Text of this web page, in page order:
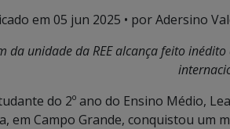
em 05 jun 2025 • por Adersino
da unidade da REE alcança feito
do 2º ano do Ensino Médio,
em Campo Grande, conquistou um